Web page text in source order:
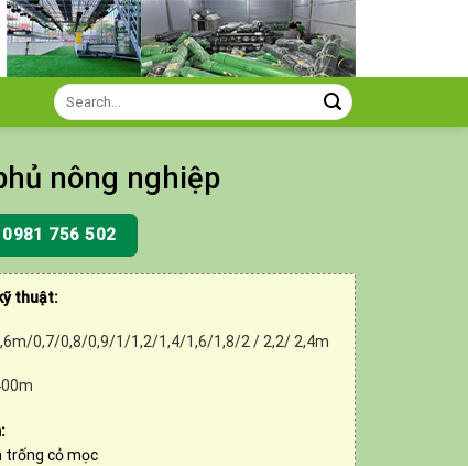
Search
for:
nông nghiệp
0981 756 502
thuật:
0,7/0,8/0,9/1/1,2/1,4/1,6/1,8/2 / 2,2/ 2,4m
trống cỏ mọc